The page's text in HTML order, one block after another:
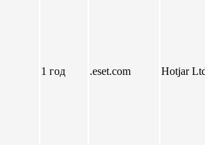
1 год .eset.com Hotjar